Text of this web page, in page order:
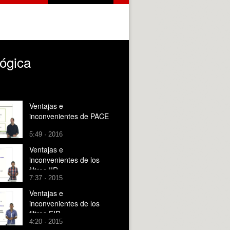
Ventajas e
inconvenientes de PACE
5:49 · 2016
Ventajas e
inconvenientes de los
filtros IIR
7:37 · 2015
Ventajas e
inconvenientes de los
filtros FIR
4:20 · 2015